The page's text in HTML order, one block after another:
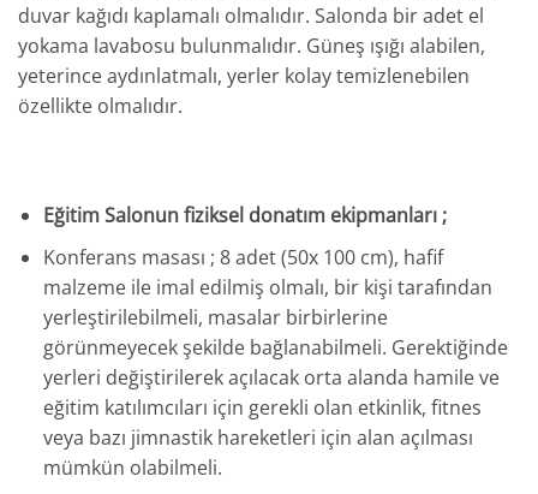
duvar kağıdı kaplamalı olmalıdır. Salonda bir adet el
yokama lavabosu bulunmalıdır. Güneş ışığı alabilen,
yeterince aydınlatmalı, yerler kolay temizlenebilen
özellikte olmalıdır.
Eğitim Salonun fiziksel donatım ekipmanları ;
Konferans masası ; 8 adet (50x 100 cm), hafif
malzeme ile imal edilmiş olmalı, bir kişi tarafından
yerleştirilebilmeli, masalar birbirlerine
görünmeyecek şekilde bağlanabilmeli. Gerektiğinde
yerleri değiştirilerek açılacak orta alanda hamile ve
eğitim katılımcıları için gerekli olan etkinlik, fitnes
veya bazı jimnastik hareketleri için alan açılması
mümkün olabilmeli.